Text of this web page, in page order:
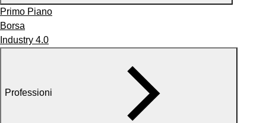
Primo Piano
Borsa
Industry 4.0
Professioni